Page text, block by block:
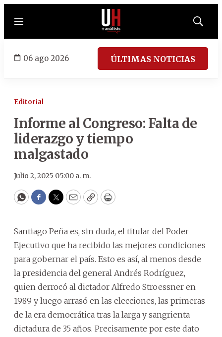
Menú
Mostrar
06 ago 2026 ÚLTIMAS NOTICIAS
Editorial
Informe al Congreso: Falta de
liderazgo y tiempo
malgastado
Julio 2, 2025 05:00 a. m.
WhatsApp
Facebook
Twitter
EmailCopyPrint
Santiago Peña es, sin duda, el titular del Poder
Ejecutivo que ha recibido las mejores condiciones
para gobernar el país. Esto es así, al menos desde
la presidencia del general Andrés Rodríguez,
quien derrocó al dictador Alfredo Stroessner en
1989 y luego arrasó en las elecciones, las primeras
de la era democrática tras la larga y sangrienta
dictadura de 35 años. Precisamente por este dato